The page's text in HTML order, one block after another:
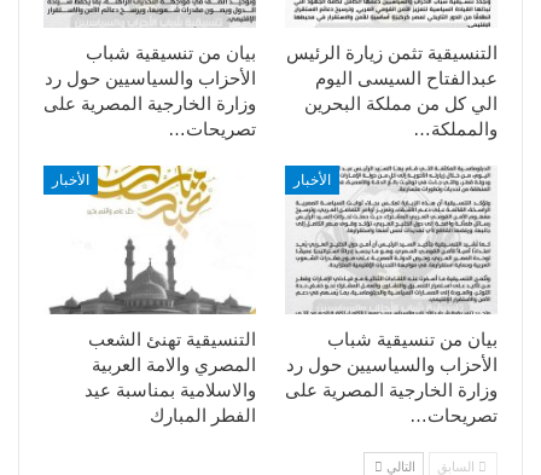
بيان من تنسيقية شباب
الأحزاب والسياسيين حول رد
وزارة الخارجية المصرية على
تصريحات…
التنسيقية تثمن زيارة الرئيس
عبدالفتاح السيسى اليوم
الي كل من مملكة البحرين
والمملكة…
الأخبار
التنسيقية تهنئ الشعب
المصري والامة العربية
والاسلامية بمناسبة عيد
الفطر المبارك
الأخبار
بيان من تنسيقية شباب
الأحزاب والسياسيين حول رد
وزارة الخارجية المصرية على
تصريحات…
السابق التالي